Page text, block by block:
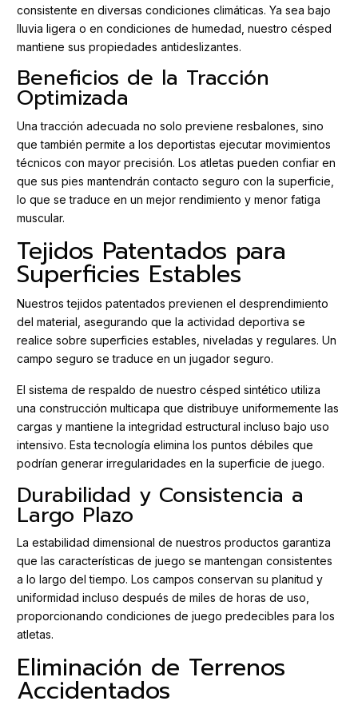
consistente en diversas condiciones climáticas. Ya sea bajo
lluvia ligera o en condiciones de humedad, nuestro césped
mantiene sus propiedades antideslizantes.
Beneficios de la Tracción
Optimizada
Una tracción adecuada no solo previene resbalones, sino
que también permite a los deportistas ejecutar movimientos
técnicos con mayor precisión. Los atletas pueden confiar en
que sus pies mantendrán contacto seguro con la superficie,
lo que se traduce en un mejor rendimiento y menor fatiga
muscular.
Tejidos Patentados para
Superficies Estables
Nuestros tejidos patentados previenen el desprendimiento
del material, asegurando que la actividad deportiva se
realice sobre superficies estables, niveladas y regulares. Un
campo seguro se traduce en un jugador seguro.
El sistema de respaldo de nuestro césped sintético utiliza
una construcción multicapa que distribuye uniformemente las
cargas y mantiene la integridad estructural incluso bajo uso
intensivo. Esta tecnología elimina los puntos débiles que
podrían generar irregularidades en la superficie de juego.
Durabilidad y Consistencia a
Largo Plazo
La estabilidad dimensional de nuestros productos garantiza
que las características de juego se mantengan consistentes
a lo largo del tiempo. Los campos conservan su planitud y
uniformidad incluso después de miles de horas de uso,
proporcionando condiciones de juego predecibles para los
atletas.
Eliminación de Terrenos
Accidentados